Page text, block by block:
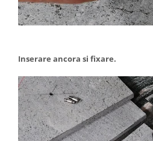
Inserare ancora si fixare.